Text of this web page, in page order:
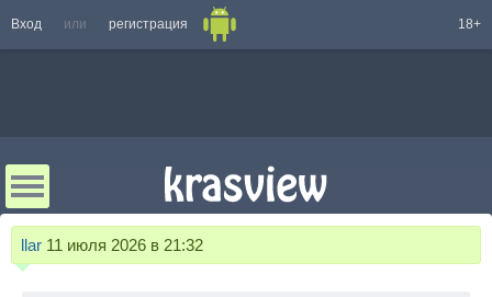
Вход или регистрация 18+
llar 11 июля 2026 в 21:32